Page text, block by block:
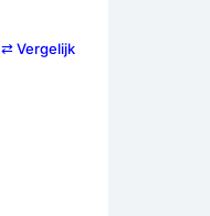
⇄ Vergelijk